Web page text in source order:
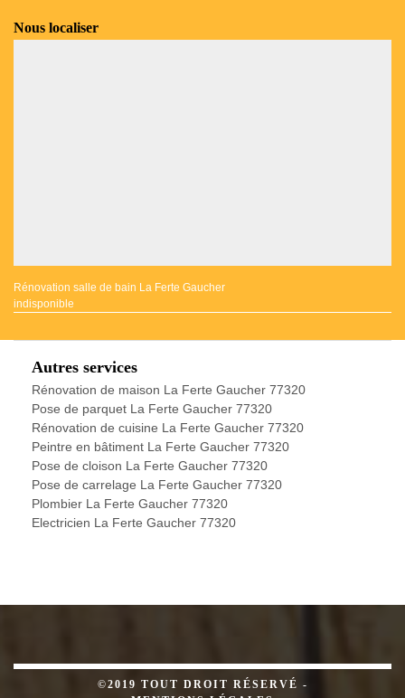
Nous localiser
Rénovation salle de bain La Ferte Gaucher
indisponible
Autres services
Rénovation de maison La Ferte Gaucher 77320
Pose de parquet La Ferte Gaucher 77320
Rénovation de cuisine La Ferte Gaucher 77320
Peintre en bâtiment La Ferte Gaucher 77320
Pose de cloison La Ferte Gaucher 77320
Pose de carrelage La Ferte Gaucher 77320
Plombier La Ferte Gaucher 77320
Electricien La Ferte Gaucher 77320
©2019 TOUT DROIT RÉSERVÉ -